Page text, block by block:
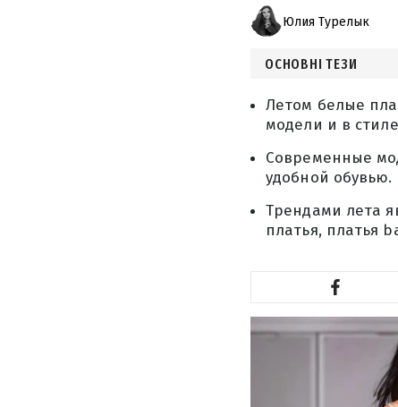
Юлия Турелык
ОСНОВНІ ТЕЗИ
Летом белые
модели и в
Современные
удобной обувью.
Трендами лета
платья, платья